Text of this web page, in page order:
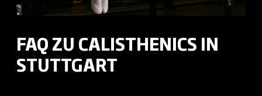
FAQ ZU CALISTHENICS IN
STUTTGART